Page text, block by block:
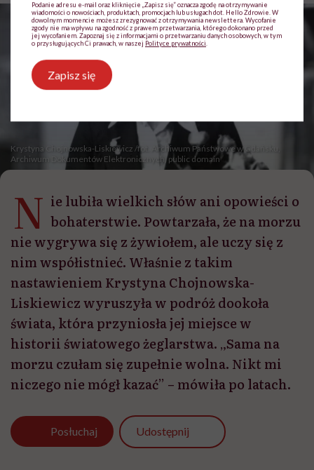
Krystyna Chojnowska-Liskiewicz /fot. Archiwum Państwowe w Gdańsku,
Archiwum Dokumentów Elektronicznych, public domain
N ie lubiła wielkich słów ani opowieści o
bohaterstwie. Powtarzała, że na morzu
nie wygrywa się z żywiołem, ale uczy się z
nim współistnieć. Właśnie z takim
nastawieniem Krystyna Chojnowska-
Liskiewicz wyruszyła w podróż dookoła
świata, która przyniosła jej miejsce w
historii światowego żeglarstwa. „Sama na
morzu czułam się zupełnie wolna. Nikt mi
niczego nie mógł kazać” – mówiła po latach.
Posłuchaj Udostępnij
Podanie adresu e-mail oraz kliknięcie „Zapisz się” oznacza zgodę na otrzymywanie
wiadomości o nowościach, produktach, promocjach lub usługach dot. Hello Zdrowie. W
dowolnym momencie możesz zrezygnować z otrzymywania newslettera. Wycofanie
zgody nie ma wpływu na zgodność z prawem przetwarzania, którego dokonano przed
jej wycofaniem. Zapoznaj się z informacjami o przetwarzaniu danych osobowych, w tym
o przysługujących Ci prawach, w naszej Polityce prywatności
Zapisz się